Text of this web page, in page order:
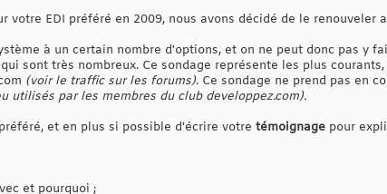
votre EDI préféré en 2009, nous avons décidé de le renouveler
à un certain nombre d'options, et on ne peut donc pas y
sont très nombreux. Ce sondage représente les plus
(voir le traffic sur les forums). Ce sondage ne prend pas en
utilisés par les membres du club developpez.com).
et en plus si possible d'écrire votre témoignage pour
et pourquoi ;